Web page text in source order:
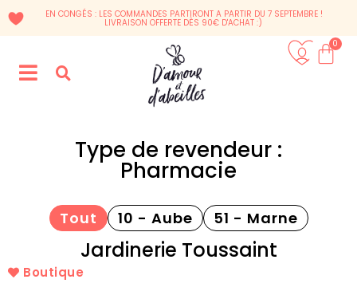
EN CONGÉS : LES COMMANDES PARTIRONT A PARTIR DU 7 SEPTEMBRE !
LIVRAISON OFFERTE DÈS 90€ D'ACHAT :)
0
Type de revendeur :
Pharmacie
10 - Aube 51 - Marne
Tout
Jardinerie Toussaint
Boutique